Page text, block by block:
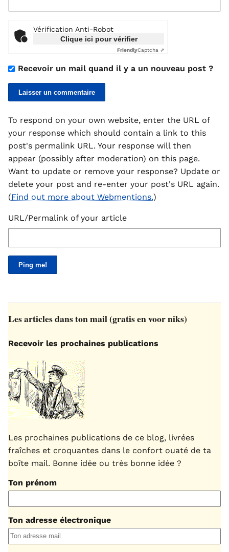
Vérification Anti-Robot
Clique ici pour vérifier
FriendlyCaptcha ⇗
Recevoir un mail quand il y a un nouveau post ?
To respond on your own website, enter the URL of
your response which should contain a link to this
post's permalink URL. Your response will then
appear (possibly after moderation) on this page.
Want to update or remove your response? Update or
delete your post and re-enter your post's URL again.
(Find out more about Webmentions.)
URL/Permalink of your article
Les articles dans ton mail (gratis en voor niks)
Recevoir les prochaines publications
Les prochaines publications de ce blog, livrées
fraîches et croquantes dans le confort ouaté de ta
boîte mail. Bonne idée ou très bonne idée ?
Ton prénom
Ton adresse électronique